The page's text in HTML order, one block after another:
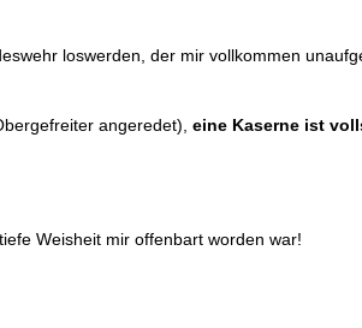
loswerden, der mir vollkommen
angeredet), eine Kaserne ist
Weisheit mir offenbart worden war!